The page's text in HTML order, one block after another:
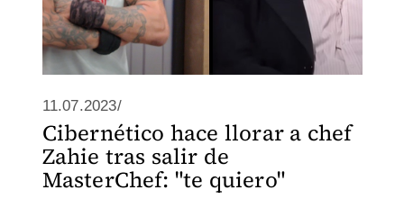
11.07.2023/
Cibernético hace llorar a chef
Zahie tras salir de
MasterChef: "te quiero"